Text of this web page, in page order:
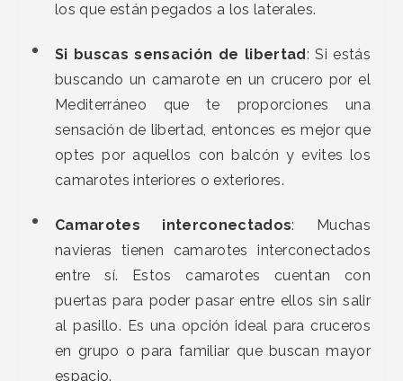
los que están pegados a los laterales.
Si buscas sensación de libertad: Si estás
buscando un camarote en un crucero por el
Mediterráneo que te proporciones una
sensación de libertad, entonces es mejor que
optes por aquellos con balcón y evites los
camarotes interiores o exteriores.
Camarotes interconectados: Muchas
navieras tienen camarotes interconectados
entre sí. Estos camarotes cuentan con
puertas para poder pasar entre ellos sin salir
al pasillo. Es una opción ideal para cruceros
en grupo o para familiar que buscan mayor
espacio.